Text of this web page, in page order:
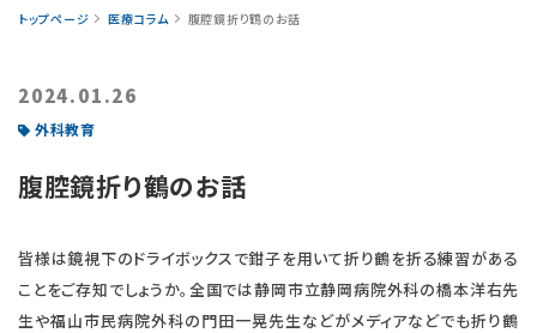
医療コラム
トップページ 医療コラム 腹腔鏡折り鶴のお話
2024.01.26
外科教育
腹腔鏡折り鶴のお話
皆様は鏡視下のドライボックスで鉗子を用いて折り鶴を折る練習がある
ことをご存知でしょうか。全国では静岡市立静岡病院外科の橋本洋右先
生や福山市民病院外科の門田一晃先生などがメディアなどでも折り鶴